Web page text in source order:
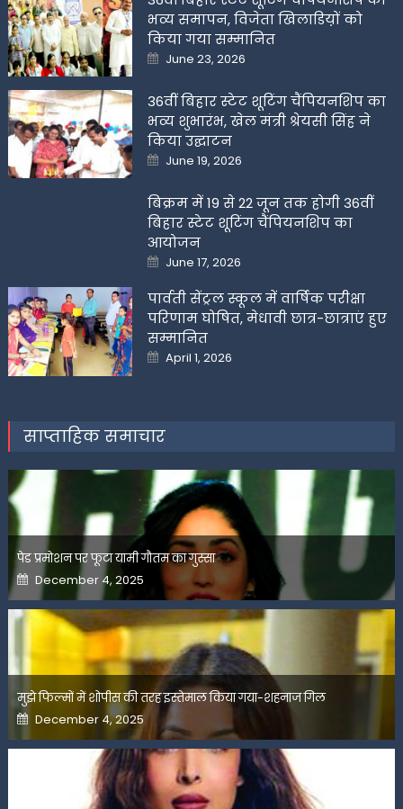
भव्य समापन, विजेता खिलाडिय़ों को
किया गया सम्मानित
Posted
on
June 23, 2026
36वीं बिहार स्टेट शूटिंग चैंपियनशिप का
भव्य शुभारंभ, खेल मंत्री श्रेयसी सिंह ने
किया उद्घाटन
Posted
on
June 19, 2026
बिक्रम में 19 से 22 जून तक होगी 36वीं
बिहार स्टेट शूटिंग चैंपियनशिप का
आयोजन
Posted
on
June 17, 2026
पार्वती सेंट्रल स्कूल में वार्षिक परीक्षा
परिणाम घोषित, मेधावी छात्र-छात्राएं हुए
सम्मानित
Posted
on
April 1, 2026
साप्ताहिक समाचार
पेड प्रमोशन पर फूटा यामी गौतम का गुस्सा
Posted
on
December 4, 2025
मुझे फिल्मों में शोपीस की तरह इस्तेमाल किया गया-शहनाज गिल
Posted
on
December 4, 2025